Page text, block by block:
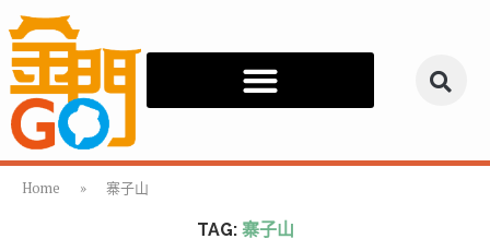
Home » 寨子山
TAG: 寨子山